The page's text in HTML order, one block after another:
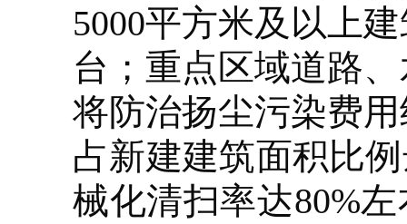
5000平方米及以上
台；重点区域道路
将防治扬尘污染费
占新建建筑面积比
械化清扫率达80%